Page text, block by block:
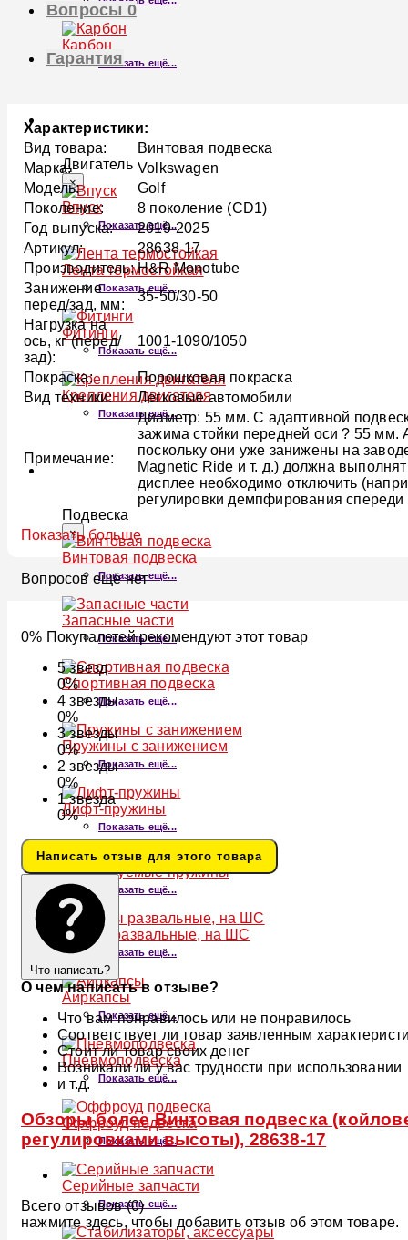
Карбон
Показать ещё...
Двигатель
×
Впуск
Показать ещё...
Лента термостойкая
Показать ещё...
Фитинги
Показать ещё...
Крепления двигателя
Показать ещё...
Подвеска
×
Винтовая подвеска
Показать ещё...
Запасные части
Показать ещё...
Спортивная подвеска
Показать ещё...
Пружины с занижением
Показать ещё...
Лифт-пружины
Показать ещё...
Регулируемые пружины
Показать ещё...
Опоры развальные, на ШС
Показать ещё...
Аиркапсы
Показать ещё...
Пневмоподвеска
Показать ещё...
Оффроуд подвеска
Показать ещё...
Серийные запчасти
Показать ещё...
Вопросы 0
Гарантия
Характеристики:
Вид товара:
Винтовая подвеска
Марка:
Volkswagen
Модель:
Golf
Поколение:
8 поколение (CD1)
Год выпуска:
2019-2025
Артикул:
28638-17
Производитель: H&R Monotube
Занижение
перед/зад, мм:
35-50/30-50
Нагрузка на
ось, кг (перед/
зад):
1001-1090/1050
Покраска:
Порошковая покраска
Вид техники:
Легковые автомобили
Примечание:
Диаметр: 55 мм. С адаптивной
зажима стойки передней оси ? 55 мм.
поскольку они уже занижены на
Magnetic Ride и т. д.) должна
дисплее необходимо отключить
регулировки демпфирования спереди
Показать больше
Вопросов ещё нет
0% Покупалетей рекомендуют этот товар
5звезд
0%
4звезды
0%
3звезды
0%
2звезды
0%
1звезда
0%
Написать отзыв для этого товара
Что написать?
О чем написать в отзыве?
Что вам понравилось или не понравилось
Соответствует ли товар заявленным
Стоит ли товар своих денег
Возникали ли у вас трудности при использовании
и т.д.
Обзоры более Винтовая подвеска
регулировками высоты), 28638-17
Всего отзывов (0)
нажмите здесь, чтобы добавить отзыв об этом товаре.